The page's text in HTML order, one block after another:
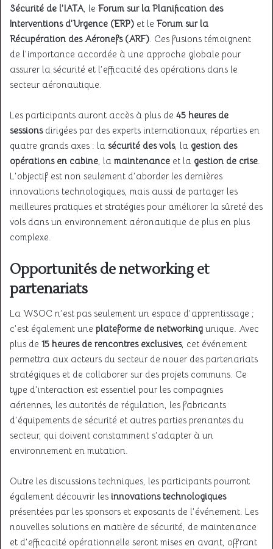
Sécurité de l’IATA, le Forum sur la Planification des
Interventions d’Urgence (ERP) et le Forum sur la
Récupération des Aéronefs (ARF). Ces fusions témoignent
de l’importance accordée à une approche globale pour
assurer la sécurité et l’efficacité des opérations dans le
secteur aéronautique.
Les participants auront accès à plus de 45 heures de
sessionsdirigées par des experts internationaux, réparties en
quatre grands axes : la sécurité des vols, la gestion des
opérations en cabine, la maintenance et la gestion de crise.
L’objectif est non seulement d’aborder les dernières
innovations technologiques, mais aussi de partager les
meilleures pratiques et stratégies pour améliorer la sûreté des
vols dans un environnement aéronautique de plus en plus
complexe.
Opportunités de networking et
partenariats
La WSOC n’est pas seulement un espace d’apprentissage ;
c’est également une plateforme de networking unique. Avec
plus de 15 heures de rencontres exclusives, cet événement
permettra aux acteurs du secteur de nouer des partenariats
stratégiques et de collaborer sur des projets communs. Ce
type d’interaction est essentiel pour les compagnies
aériennes, les autorités de régulation, les fabricants
d’équipements de sécurité et autres parties prenantes du
secteur, qui doivent constamment s’adapter à un
environnement en mutation.
Outre les discussions techniques, les participants pourront
également découvrir les innovations technologiques
présentées par les sponsors et exposants de l’événement. Les
nouvelles solutions en matière de sécurité, de maintenance
et d’efficacité opérationnelle seront mises en avant, offrant